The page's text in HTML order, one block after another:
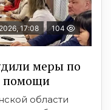
17:08 104
меры по
помощи
области